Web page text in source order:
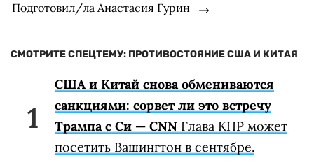
Подготовил/ла Анастасия Гурин
СМОТРИТЕ СПЕЦТЕМУ: ПРОТИВОСТОЯНИЕ США И КИТАЯ
США и Китай снова обмениваются
санкциями: сорвет ли это встречу
Трампа с Си — CNN Глава КНР может
посетить Вашингтон в сентябре.